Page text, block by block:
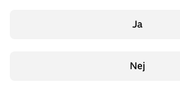
Ja
Nej